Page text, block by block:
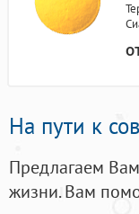
На пути к
Предлагаем
жизни. Вам